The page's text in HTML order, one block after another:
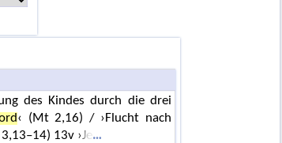
des Kindes durch die drei
‹ (Mt 2,16) / ›Flucht nach
13v ›Je